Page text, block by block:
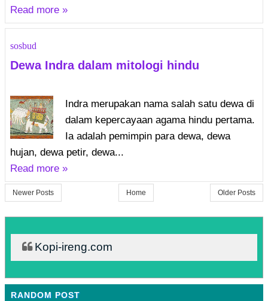
Read more »
sosbud
Dewa Indra dalam mitologi hindu
Indra merupakan nama salah satu dewa di
dalam kepercayaan agama hindu pertama.
Ia adalah pemimpin para dewa, dewa
hujan, dewa petir, dewa...
Read more »
Newer Posts Older Posts
Home
Kopi-ireng.com
RANDOM POST